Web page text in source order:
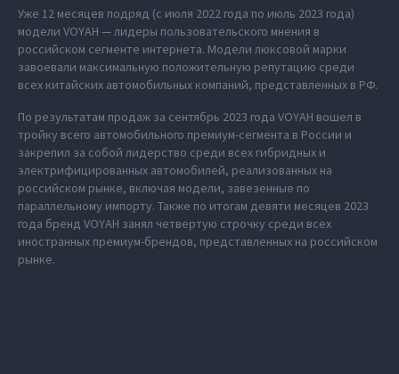
Уже 12 месяцев подряд (с июля 2022 года по июль 2023 года)
модели VOYAH — лидеры пользовательского мнения в
российском сегменте интернета. Модели люксовой марки
завоевали максимальную положительную репутацию среди
всех китайских автомобильных компаний, представленных в РФ.
По результатам продаж за сентябрь 2023 года VOYAH вошел в
тройку всего автомобильного премиум-сегмента в России и
закрепил за собой лидерство среди всех гибридных и
электрифицированных автомобилей, реализованных на
российском рынке, включая модели, завезенные по
параллельному импорту. Также по итогам девяти месяцев 2023
года бренд VOYAH занял четвертую строчку среди всех
иностранных премиум-брендов, представленных на российском
рынке.